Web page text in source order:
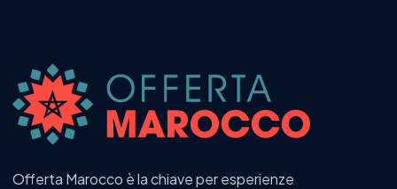
Offerta Marocco è la chiave per esperienze